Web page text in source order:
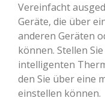
Vereinfacht
Geräte, die über
anderen Geräten
können. Stellen
intelligenten
den Sie über eine
einstellen können.